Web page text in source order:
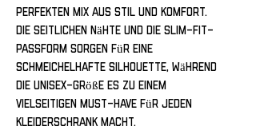
perfekten Mix aus Stil und Komfort.
Die seitlichen Nähte und die Slim-Fit-
Passform sorgen für eine
schmeichelhafte Silhouette, während
die Unisex-Größe es zu einem
vielseitigen Must-Have für jeden
Kleiderschrank macht.